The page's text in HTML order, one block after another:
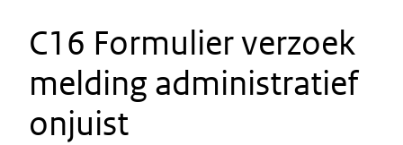
C16 Formulier verzoek
melding administratief
onjuist